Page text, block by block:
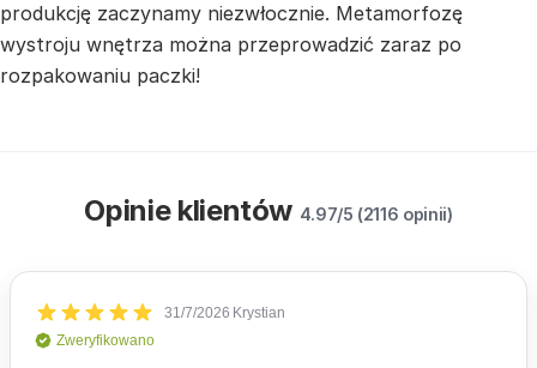
produkcję zaczynamy niezwłocznie. Metamorfozę
wystroju wnętrza można przeprowadzić zaraz po
rozpakowaniu paczki!
Opinie klientów 4.97/5 (2116 opinii)